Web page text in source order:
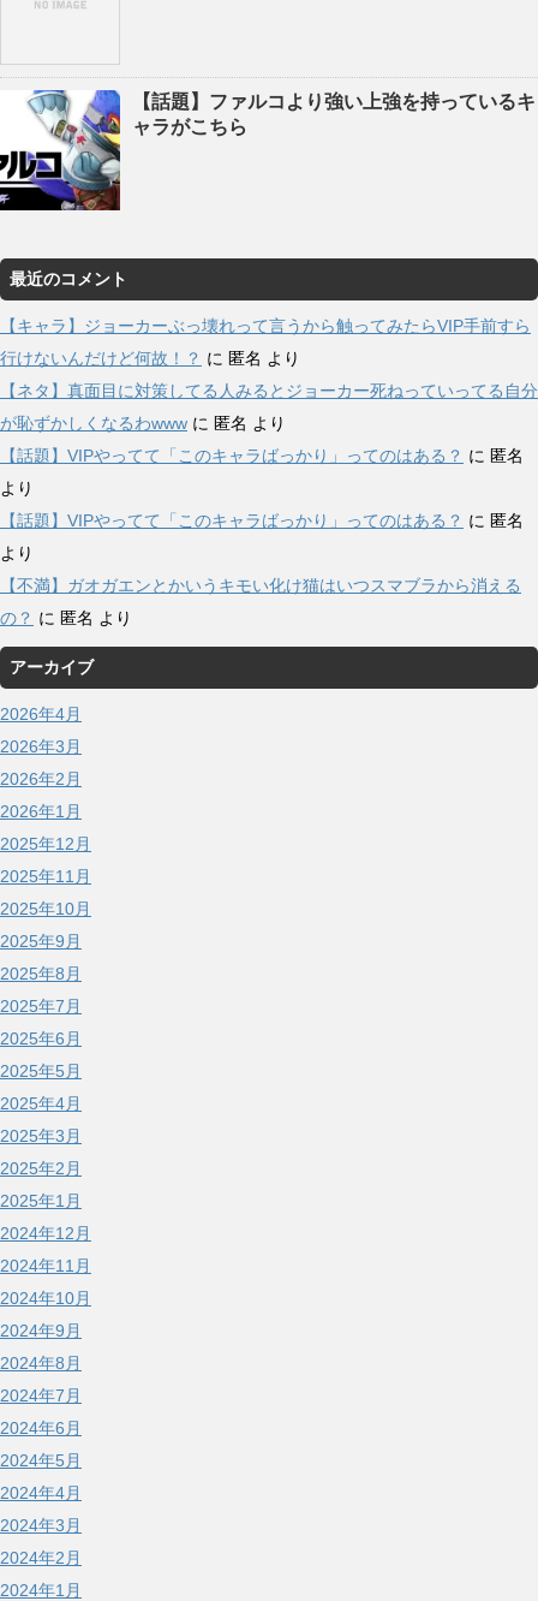
【話題】ファルコより強い上強を持っているキ
ャラがこちら
最近のコメント
【キャラ】ジョーカーぶっ壊れって言うから触ってみたらVIP手前すら
行けないんだけど何故！？ に 匿名 より
【ネタ】真面目に対策してる人みるとジョーカー死ねっていってる自分
が恥ずかしくなるわwww に 匿名 より
【話題】VIPやってて「このキャラばっかり」ってのはある？ に 匿名
より
【話題】VIPやってて「このキャラばっかり」ってのはある？ に 匿名
より
【不満】ガオガエンとかいうキモい化け猫はいつスマブラから消える
の？ に 匿名 より
アーカイブ
2026年4月
2026年3月
2026年2月
2026年1月
2025年12月
2025年11月
2025年10月
2025年9月
2025年8月
2025年7月
2025年6月
2025年5月
2025年4月
2025年3月
2025年2月
2025年1月
2024年12月
2024年11月
2024年10月
2024年9月
2024年8月
2024年7月
2024年6月
2024年5月
2024年4月
2024年3月
2024年2月
2024年1月